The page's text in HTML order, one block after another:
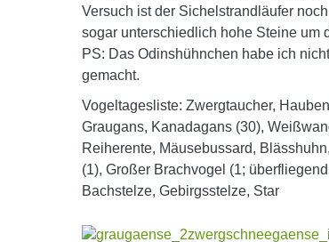
Versuch ist der Sichelstrandläufer
sogar unterschiedlich hohe Steine um
PS: Das Odinshühnchen habe ich
gemacht.
Vogeltagesliste: Zwergtaucher,
Graugans, Kanadagans (30),
Reiherente, Mäusebussard,
(1), Großer Brachvogel (1;
Bachstelze, Gebirgsstelze, Star